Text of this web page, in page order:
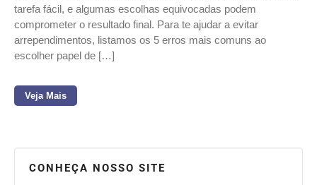
tarefa fácil, e algumas escolhas equivocadas podem
comprometer o resultado final. Para te ajudar a evitar
arrependimentos, listamos os 5 erros mais comuns ao
escolher papel de […]
Veja Mais
CONHEÇA NOSSO SITE